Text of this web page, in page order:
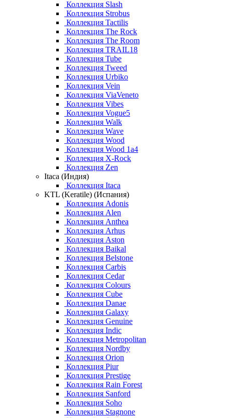
Коллекция Slash
Коллекция Strobus
Коллекция Tactilis
Коллекция The Rock
Коллекция The Room
Коллекция TRAIL18
Коллекция Tube
Коллекция Tweed
Коллекция Urbiko
Коллекция Vein
Коллекция ViaVeneto
Коллекция Vibes
Коллекция Vogue5
Коллекция Walk
Коллекция Wave
Коллекция Wood
Коллекция Wood 1a4
Коллекция X-Rock
Коллекция Zen
Itaca (Индия)
Коллекция Itaca
KTL (Keratile) (Испания)
Коллекция Adonis
Коллекция Alen
Коллекция Anthea
Коллекция Arhus
Коллекция Aston
Коллекция Baikal
Коллекция Belstone
Коллекция Carbis
Коллекция Cedar
Коллекция Colours
Коллекция Cube
Коллекция Danae
Коллекция Galaxy
Коллекция Genuine
Коллекция Indic
Коллекция Metropolitan
Коллекция Nordby
Коллекция Orion
Коллекция Piur
Коллекция Prestige
Коллекция Rain Forest
Коллекция Sanford
Коллекция Soho
Коллекция Stagnone